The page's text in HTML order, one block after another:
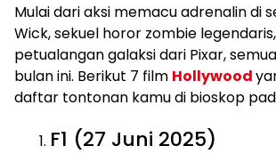
Mulai dari aksi memacu adrenalin di
Wick, sekuel horor zombie
petualangan galaksi dari Pixar,
bulan ini. Berikut 7 film Hollywood
daftar tontonan kamu di bioskop
F1 (27 Juni 2025)